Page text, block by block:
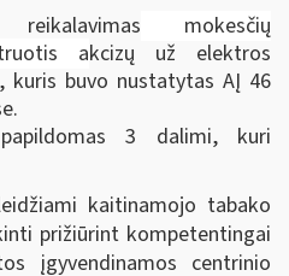
mokesčių
akcizų už elektros
kuris buvo nustatytas AĮ 46
3 dalimi, kuri
kaitinamojo tabako
prižiūrint kompetentingai
įgyvendinamos centrinio